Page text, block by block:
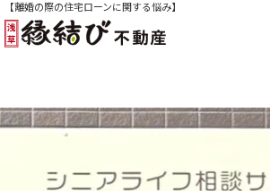
【離婚の際の住宅ローンに関する悩み】